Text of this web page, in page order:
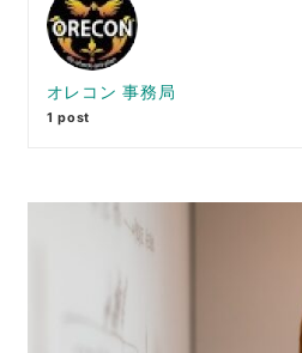
オレコン 事務局
1 post